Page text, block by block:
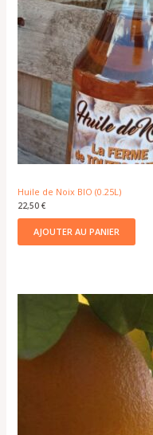
Huile de Noix BIO (0.25L)
22,50€
AJOUTER AU PANIER